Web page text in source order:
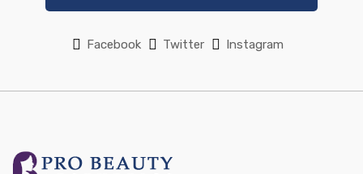
Facebook Twitter Instagram